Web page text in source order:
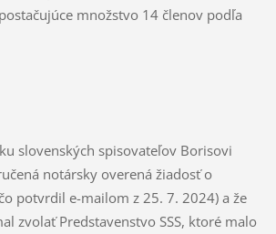
množstvo 14 členov podľa
slovenských spisovateľov Borisovi
notársky overená žiadosť o
potvrdil e-mailom z 25. 7. 2024) a že
zvolať Predstavenstvo SSS, ktoré malo